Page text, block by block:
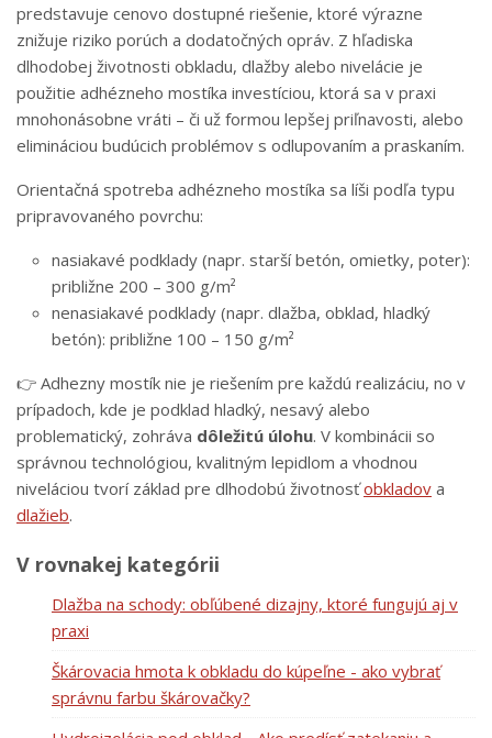
predstavuje cenovo dostupné riešenie, ktoré výrazne
znižuje riziko porúch a dodatočných opráv. Z hľadiska
dlhodobej životnosti obkladu, dlažby alebo nivelácie je
použitie adhézneho mostíka investíciou, ktorá sa v praxi
mnohonásobne vráti – či už formou lepšej priľnavosti, alebo
elimináciou budúcich problémov s odlupovaním a praskaním.
Orientačná spotreba adhézneho mostíka sa líši podľa typu
pripravovaného povrchu:
nasiakavé podklady (napr. starší betón, omietky, poter):
približne 200 – 300 g/m²
nenasiakavé podklady (napr. dlažba, obklad, hladký
betón): približne 100 – 150 g/m²
👉 Adhezny mostík nie je riešením pre každú realizáciu, no v
prípadoch, kde je podklad hladký, nesavý alebo
problematický, zohráva dôležitú úlohu. V kombinácii so
správnou technológiou, kvalitným lepidlom a vhodnou
niveláciou tvorí základ pre dlhodobú životnosťobkladov a
dlažieb.
V rovnakej kategórii
Dlažba na schody: obľúbené dizajny, ktoré fungujú aj v
praxi
Škárovacia hmota k obkladu do kúpeľne - ako vybrať
správnu farbu škárovačky?